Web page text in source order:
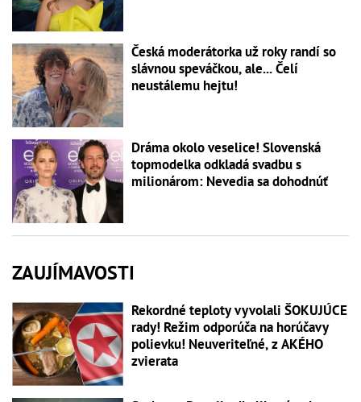
Česká moderátorka už roky randí so
slávnou speváčkou, ale... Čelí
neustálemu hejtu!
Dráma okolo veselice! Slovenská
topmodelka odkladá svadbu s
milionárom: Nevedia sa dohodnúť
ZAUJÍMAVOSTI
Rekordné teploty vyvolali ŠOKUJÚCE
rady! Režim odporúča na horúčavy
polievku! Neuveriteľné, z AKÉHO
zvierata